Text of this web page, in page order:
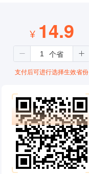
¥ 14.9
支付后可进行选择生效省份